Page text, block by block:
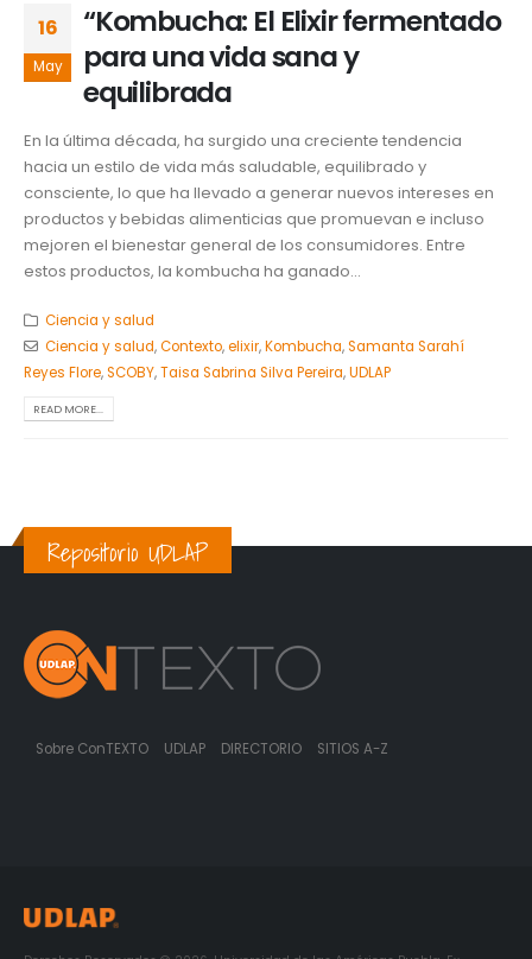
16
May
“Kombucha: El Elixir fermentado
para una vida sana y
equilibrada
En la última década, ha surgido una creciente tendencia
hacia un estilo de vida más saludable, equilibrado y
consciente, lo que ha llevado a generar nuevos intereses en
productos y bebidas alimenticias que promuevan e incluso
mejoren el bienestar general de los consumidores. Entre
estos productos, la kombucha ha ganado...
Ciencia y salud
Ciencia y salud,Contexto,elixir,Kombucha,Samanta Sarahí
Reyes Flore,SCOBY,Taisa Sabrina Silva Pereira,UDLAP
READ MORE...
Repositorio UDLAP
Sobre ConTEXTO UDLAP DIRECTORIO SITIOS A-Z